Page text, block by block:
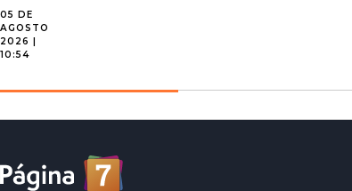
05 DE
AGOSTO
2026 |
10:54